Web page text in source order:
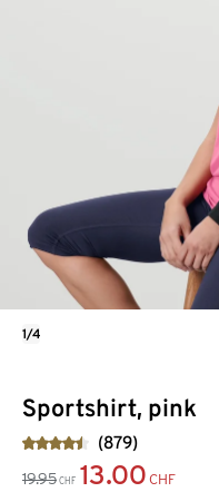
Sportshirt, pink
(879)
19.95 CHF 13.00 CHF
1/4